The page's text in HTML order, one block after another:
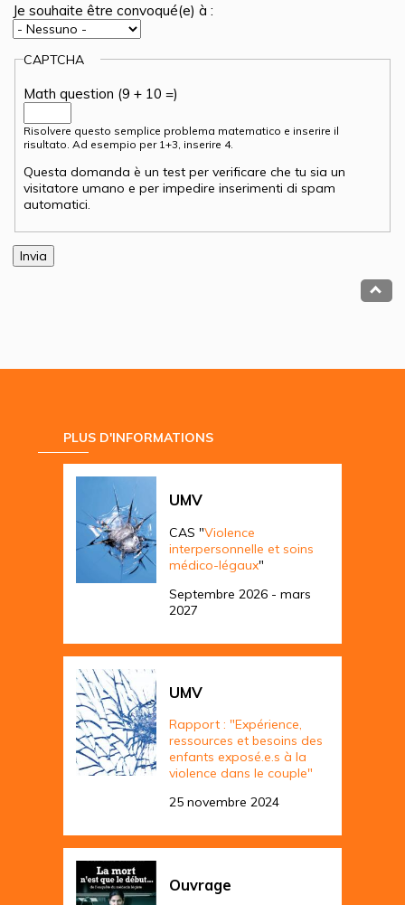
Je souhaite être convoqué(e) à :
CAPTCHA
Math question (9 + 10 =)
Risolvere questo semplice problema matematico e inserire il
risultato. Ad esempio per 1+3, inserire 4.
Questa domanda è un test per verificare che tu sia un
visitatore umano e per impedire inserimenti di spam
automatici.
PLUS D'INFORMATIONS
UMV
CAS "Violence
interpersonnelle et soins
médico-légaux"
Septembre 2026 - mars
2027
UMV
Rapport : "Expérience,
ressources et besoins des
enfants exposé.e.s à la
violence dans le couple"
25 novembre 2024
Ouvrage